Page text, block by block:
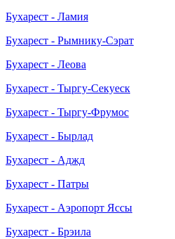
Бухарест - Ламия
Бухарест - Рымнику-Сэрат
Бухарест - Леова
Бухарест - Тыргу-Секуеск
Бухарест - Тыргу-Фрумос
Бухарест - Бырлад
Бухарест - Аджд
Бухарест - Патры
Бухарест - Аэропорт Яссы
Бухарест - Брэила